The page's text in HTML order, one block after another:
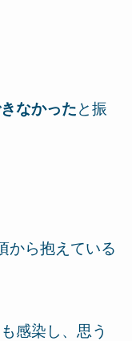
なかったと振
から抱えている
感染し、思う